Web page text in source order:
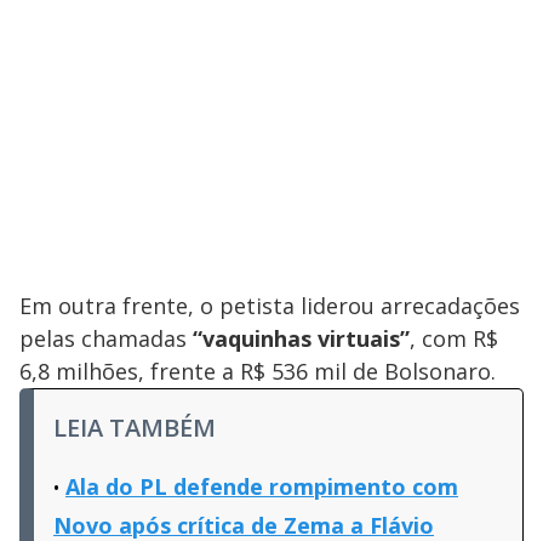
Em outra frente, o petista liderou arrecadações
pelas chamadas “vaquinhas virtuais”, com R$
6,8 milhões, frente a R$ 536 mil de Bolsonaro.
LEIA TAMBÉM
Ala do PL defende rompimento com
Novo após crítica de Zema a Flávio